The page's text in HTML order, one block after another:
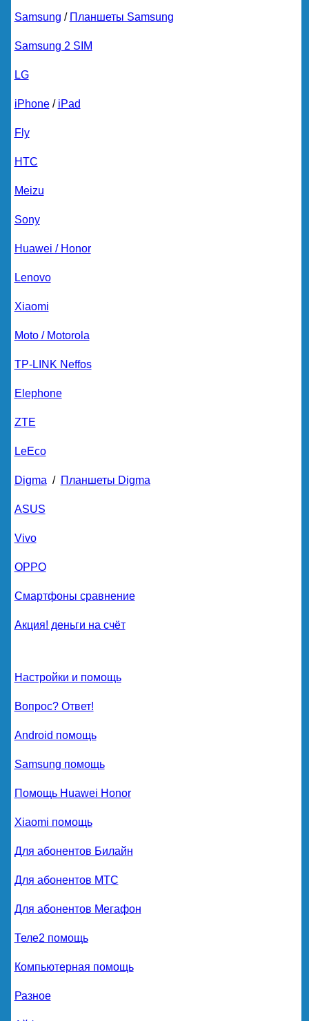
Samsung / Планшеты Samsung
Samsung 2 SIM
LG
iPhone/ iPad
Fly
HTC
Meizu
Sony
Huawei / Honor
Lenovo
Xiaomi
Moto / Motorola
TP-LINK Neffos
Elephone
ZTE
LeEco
Digma / Планшеты Digma
ASUS
Vivo
OPPO
Смартфоны сравнение
Акция! деньги на счёт
Настройки и помощь
Вопрос? Ответ!
Android помощь
Samsung помощь
Помощь Huawei Honor
Xiaomi помощь
Для абонентов Билайн
Для абонентов МТС
Для абонентов Мегафон
Теле2 помощь
Компьютерная помощь
Разное